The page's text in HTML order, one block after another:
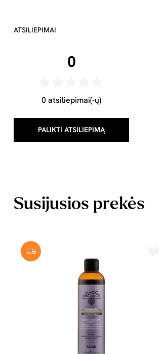
ATSILIEPIMAI
0
0 atsiliepimai(-ų)
PALIKTI ATSILIEPIMĄ
Susijusios prekės